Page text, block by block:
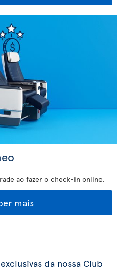
ao fazer o check-in online.
mais
da nossa Club